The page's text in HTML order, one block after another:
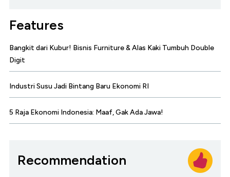
Features
Bangkit dari Kubur! Bisnis Furniture & Alas Kaki Tumbuh Double
Digit
Industri Susu Jadi Bintang Baru Ekonomi RI
5 Raja Ekonomi Indonesia: Maaf, Gak Ada Jawa!
Recommendation